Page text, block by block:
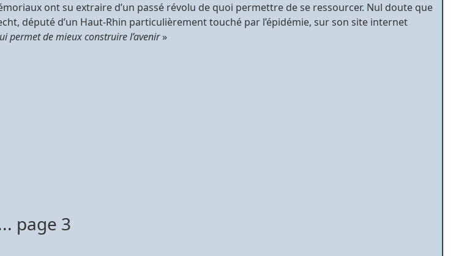
ont su extraire d’un passé révolu de quoi permettre de se ressourcer. Nul doute que
député d’un Haut-Rhin particulièrement touché par l’épidémie, sur son site internet
permet de mieux construire l’avenir»
page 3